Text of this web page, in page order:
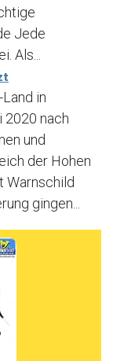
Jede
Als...
in
2020 nach
und
der Hohen
Warnschild
gingen...